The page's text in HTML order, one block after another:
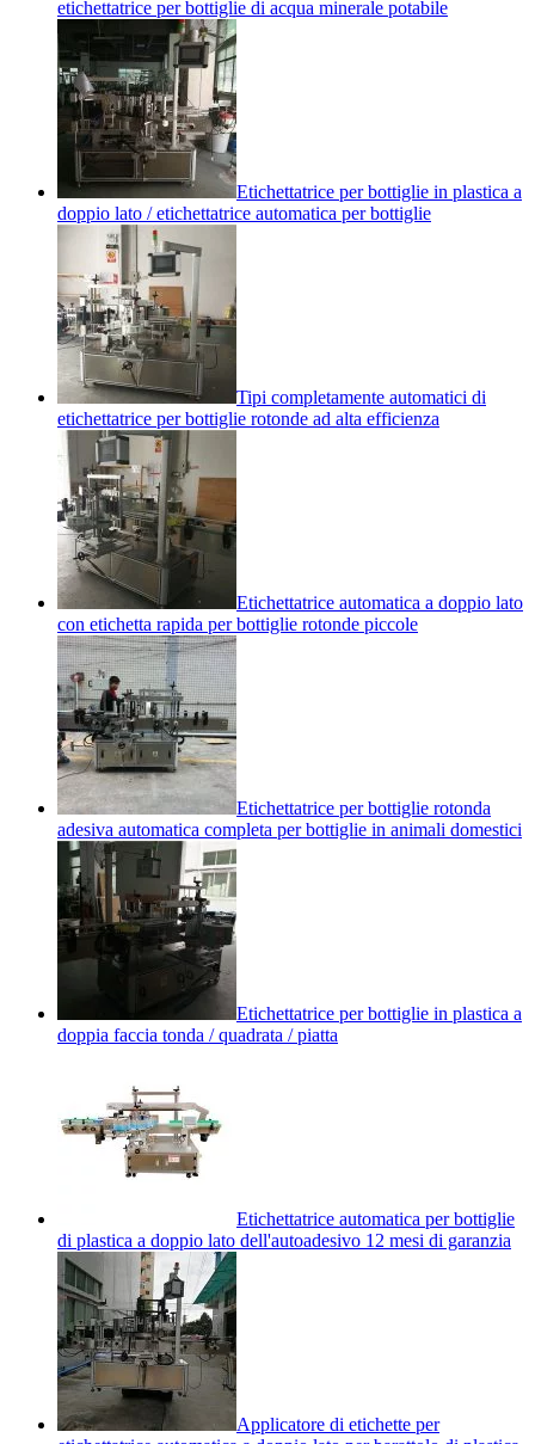
etichettatrice per bottiglie di acqua minerale potabile
Etichettatrice per bottiglie in plastica a
doppio lato / etichettatrice automatica per bottiglie
Tipi completamente automatici di
etichettatrice per bottiglie rotonde ad alta efficienza
Etichettatrice automatica a doppio lato
con etichetta rapida per bottiglie rotonde piccole
Etichettatrice per bottiglie rotonda
adesiva automatica completa per bottiglie in animali domestici
Etichettatrice per bottiglie in plastica a
doppia faccia tonda / quadrata / piatta
Etichettatrice automatica per bottiglie
di plastica a doppio lato dell'autoadesivo 12 mesi di garanzia
Applicatore di etichette per